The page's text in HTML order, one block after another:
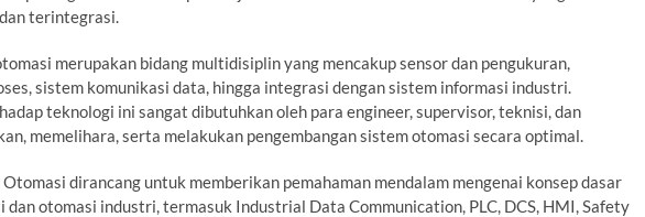
terintegrasi.
merupakan bidang multidisiplin yang mencakup sensor dan pengukuran,
sistem komunikasi data, hingga integrasi dengan sistem informasi industri.
teknologi ini sangat dibutuhkan oleh para engineer, supervisor, teknisi, dan
memelihara, serta melakukan pengembangan sistem otomasi secara optimal.
dirancang untuk memberikan pemahaman mendalam mengenai konsep dasar
otomasi industri, termasuk Industrial Data Communication, PLC, DCS, HMI, Safety